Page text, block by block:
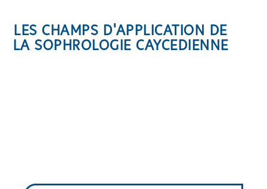
LES CHAMPS D'APPLICATION DE
LA SOPHROLOGIE CAYCEDIENNE